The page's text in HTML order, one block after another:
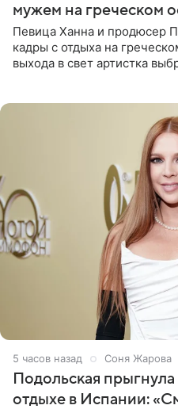
мужем на греческом
Певица Ханна и продюсер
кадры с отдыха на
выхода в свет артистка
5 часов назад Соня Жарова
Подольская
отдыхе в Испании: